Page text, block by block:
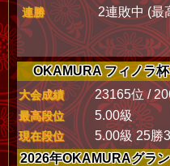
連勝 2連敗中 (最
OKAMURA フィノラ
大会成績 23165位 /
最高段位 5.00級
現在段位
5.00級 25勝
2026年OKAMURAグラ